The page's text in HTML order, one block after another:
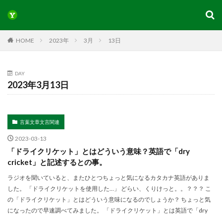
HOME 2023年 3月 13日
DAY
2023年3月13日
言葉文章文言関連
2023-03-13
「ドライクリケット」とはどういう意味？英語で「dry
cricket」と記述するとの事。
ラジオを聞いていると、またひとつちょっと気になるカタカナ英語がありま
した。 「ドライクリケットを使用した…」 どらい、くりけっと。。？？？ こ
の「ドライクリケット」とはどういう意味になるのでしょうか？ ちょっと気
になったので早速調べてみました。 「ドライクリケット」とは英語で「dry